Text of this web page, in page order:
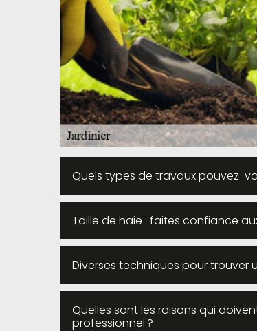
Quels types de travaux pouvez-
Taille de haie : faites confiance
Diverses techniques pour trouver
Quelles sont les raisons qui
professionnel ?